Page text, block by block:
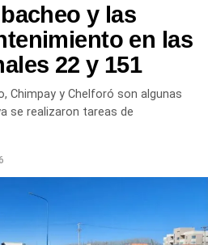
mientras que en
NTU. En ambos casos, las
con monitoreo
Rionegrinas mantienen
de la evolución de la turbiedad
el río.
y las
en las
22 y 151
Chimpay y Chelforó son algunas
se realizaron tareas de